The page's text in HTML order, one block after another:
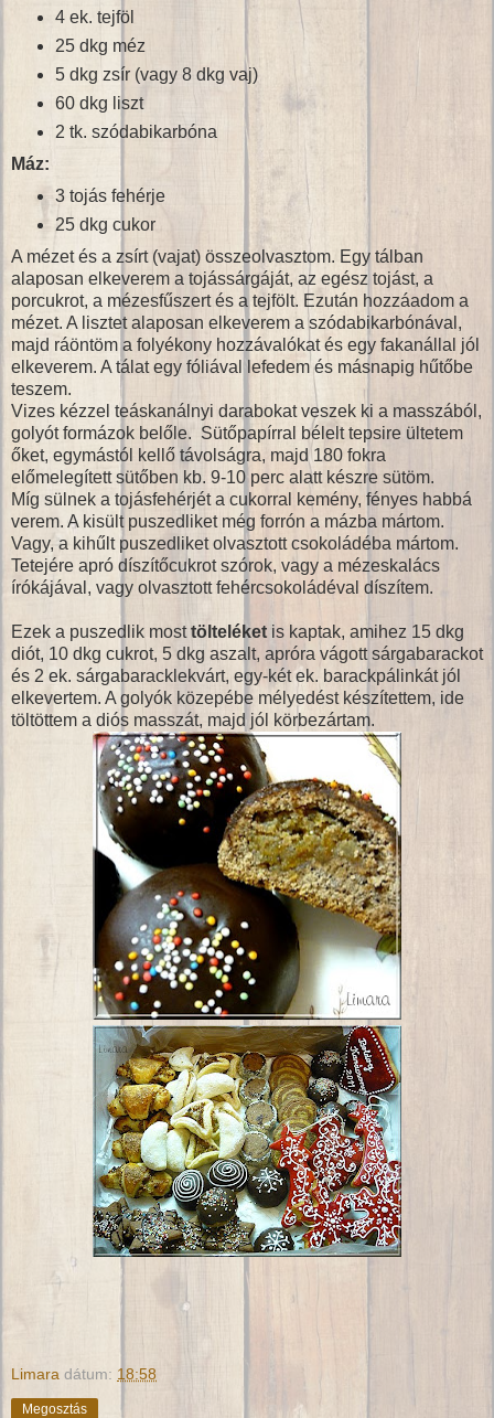
4 ek. tejföl
25 dkg méz
5 dkg zsír (vagy 8 dkg vaj)
60 dkg liszt
2 tk. szódabikarbóna
Máz:
3 tojás fehérje
25 dkg cukor
A mézet és a zsírt (vajat) összeolvasztom. Egy tálban
alaposan elkeverem a tojássárgáját, az egész tojást, a
porcukrot, a mézesfűszert és a tejfölt. Ezután hozzáadom a
mézet. A lisztet alaposan elkeverem a szódabikarbónával,
majd ráöntöm a folyékony hozzávalókat és egy fakanállal jól
elkeverem. A tálat egy fóliával lefedem és másnapig hűtőbe
teszem.
Vizes kézzel teáskanálnyi darabokat veszek ki a masszából,
golyót formázok belőle. Sütőpapírral bélelt tepsire ültetem
őket, egymástól kellő távolságra, majd 180 fokra
előmelegített sütőben kb. 9-10 perc alatt készre sütöm.
Míg sülnek a tojásfehérjét a cukorral kemény, fényes habbá
verem. A kisült puszedliket még forrón a mázba mártom.
Vagy, a kihűlt puszedliket olvasztott csokoládéba mártom.
Tetejére apró díszítőcukrot szórok, vagy a mézeskalács
írókájával, vagy olvasztott fehércsokoládéval díszítem.
Ezek a puszedlik mosttölteléket is kaptak, amihez 15 dkg
diót, 10 dkg cukrot, 5 dkg aszalt, apróra vágott sárgabarackot
és 2 ek. sárgabaracklekvárt, egy-két ek. barackpálinkát jól
elkevertem. A golyók közepébe mélyedést készítettem, ide
töltöttem a diós masszát, majd jól körbezártam.
Limara dátum: 18:58
Megosztás